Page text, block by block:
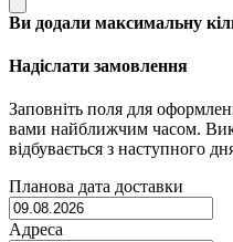
Ви додали максимальну
Надіслати замовлення
Заповніть поля для
вами найближчим часом.
відбувається з наступного
Планова дата доставки
Адреса